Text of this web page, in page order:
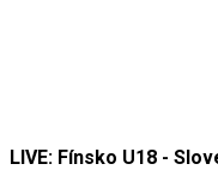
LIVE: Fínsko U18 -